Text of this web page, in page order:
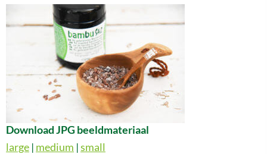
Download JPG beeldmateriaal
large | medium |small